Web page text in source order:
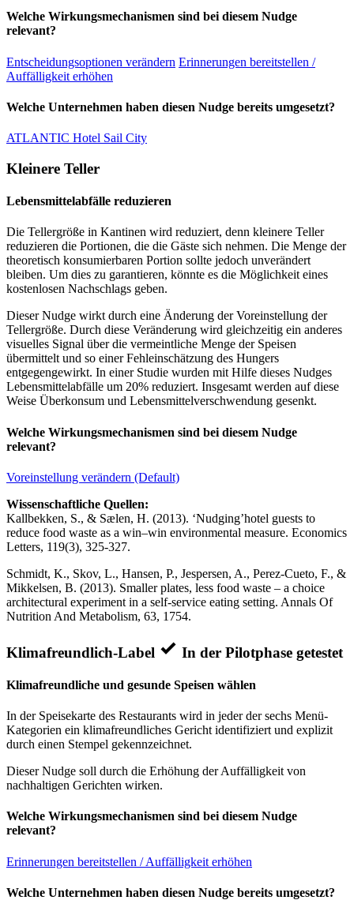
Welche Wirkungsmechanismen sind bei diesem Nudge
relevant?
Entscheidungsoptionen verändern Erinnerungen bereitstellen /
Auffälligkeit erhöhen
Welche Unternehmen haben diesen Nudge bereits umgesetzt?
ATLANTIC Hotel Sail City
Kleinere Teller
Lebensmittelabfälle reduzieren
Die Tellergröße in Kantinen wird reduziert, denn kleinere Teller
reduzieren die Portionen, die die Gäste sich nehmen. Die Menge der
theoretisch konsumierbaren Portion sollte jedoch unverändert
bleiben. Um dies zu garantieren, könnte es die Möglichkeit eines
kostenlosen Nachschlags geben.
Dieser Nudge wirkt durch eine Änderung der Voreinstellung der
Tellergröße. Durch diese Veränderung wird gleichzeitig ein anderes
visuelles Signal über die vermeintliche Menge der Speisen
übermittelt und so einer Fehleinschätzung des Hungers
entgegengewirkt. In einer Studie wurden mit Hilfe dieses Nudges
Lebensmittelabfälle um 20% reduziert. Insgesamt werden auf diese
Weise Überkonsum und Lebensmittelverschwendung gesenkt.
Welche Wirkungsmechanismen sind bei diesem Nudge
relevant?
Voreinstellung verändern (Default)
Wissenschaftliche Quellen:
Kallbekken, S., & Sælen, H. (2013). ‘Nudging’hotel guests to
reduce food waste as a win–win environmental measure. Economics
Letters, 119(3), 325-327.
Schmidt, K., Skov, L., Hansen, P., Jespersen, A., Perez-Cueto, F., &
Mikkelsen, B. (2013). Smaller plates, less food waste – a choice
architectural experiment in a self-service eating setting. Annals Of
Nutrition And Metabolism, 63, 1754.
Klimafreundlich-Label In der Pilotphase getestet
Klimafreundliche und gesunde Speisen wählen
In der Speisekarte des Restaurants wird in jeder der sechs Menü-
Kategorien ein klimafreundliches Gericht identifiziert und explizit
durch einen Stempel gekennzeichnet.
Dieser Nudge soll durch die Erhöhung der Auffälligkeit von
nachhaltigen Gerichten wirken.
Welche Wirkungsmechanismen sind bei diesem Nudge
relevant?
Erinnerungen bereitstellen / Auffälligkeit erhöhen
Welche Unternehmen haben diesen Nudge bereits umgesetzt?